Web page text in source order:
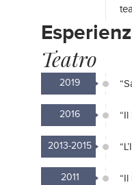
Teatro
2019
2016
2013-2015
2011